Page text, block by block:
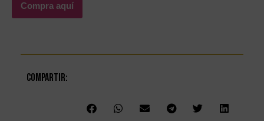
Compra aquí
Compartir: